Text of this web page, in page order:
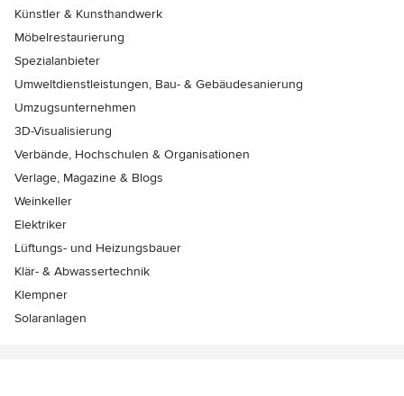
Künstler & Kunsthandwerk
Möbelrestaurierung
Spezialanbieter
Umweltdienstleistungen, Bau- & Gebäudesanierung
Umzugsunternehmen
3D-Visualisierung
Verbände, Hochschulen & Organisationen
Verlage, Magazine & Blogs
Weinkeller
Elektriker
Lüftungs- und Heizungsbauer
Klär- & Abwassertechnik
Klempner
Solaranlagen